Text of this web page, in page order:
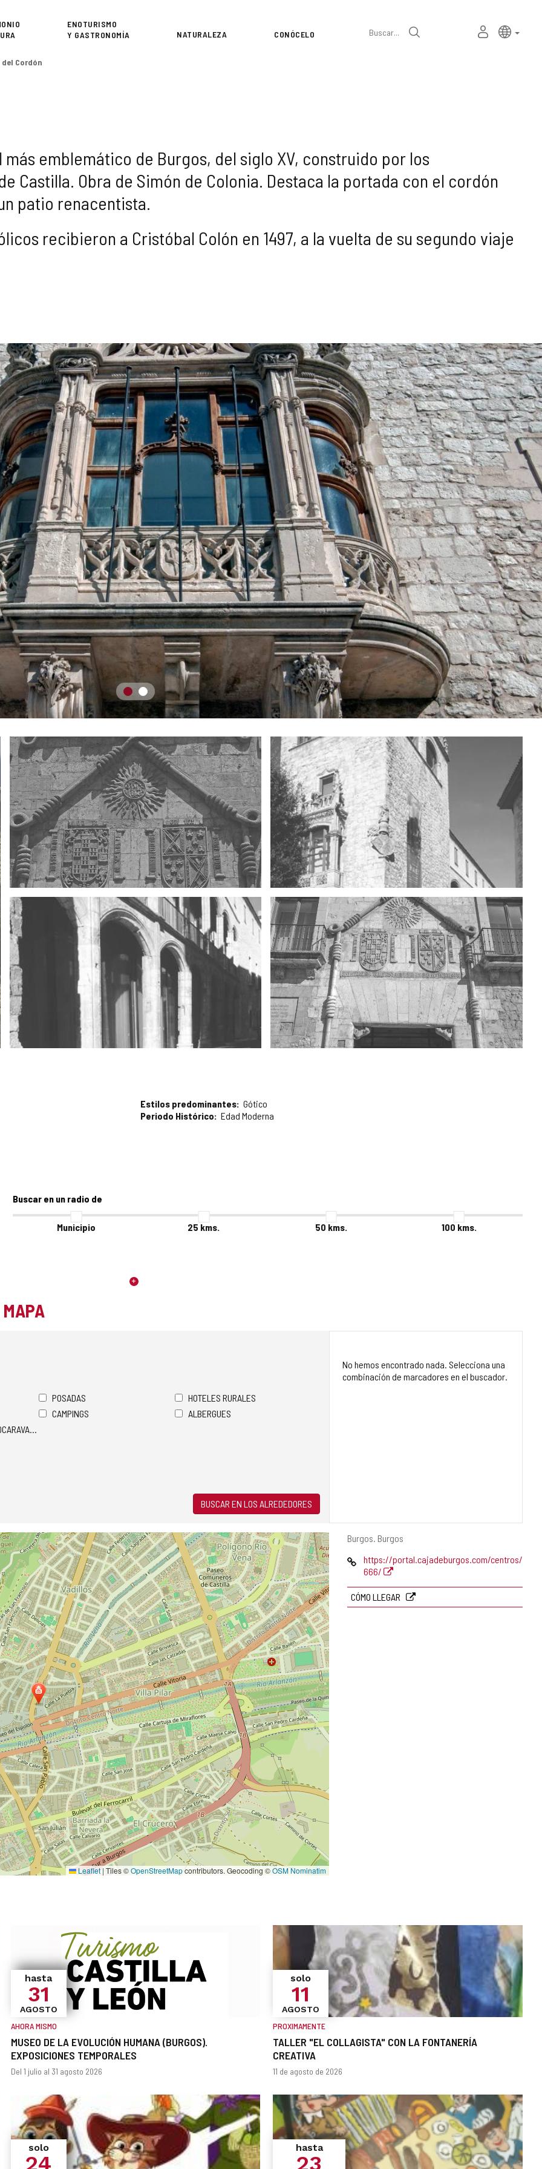
ENOTURISMO
Y GASTRONOMÍA
NATURALEZA CONÓCELO Buscar
ESPACIO
Selector
de
Idioma
del Cordón
emblemático de Burgos, del siglo XV, construido por los
Castilla. Obra de Simón de Colonia. Destaca la portada con el cordón
patio renacentista.
recibieron a Cristóbal Colón en 1497, a la vuelta de su segundo viaje
Estilos predominantes Gótico
Periodo Histórico
Edad Moderna
Buscar en un radio de
Municipio 25 kms. 50 kms. 100 kms.
Dirección
Burgos. Burgos
Página
Web
https://portal.cajadeburgos.com/centros/
666/
CÓMO LLEGAR
POSADAS
HOTELES RURALES
CAMPINGS
ALBERGUES
BUSCAR EN LOS ALREDEDORES
No hemos encontrado nada. Selecciona una
combinación de marcadores en el buscador.
Leaflet | Tiles ©OpenStreetMapcontributors. Geocoding ©OSM Nominatim
MUSEO DE LA EVOLUCIÓN HUMANA (BURGOS).
EXPOSICIONES TEMPORALES
hasta
31
AGOSTO
¿Cuándo?
AHORA MISMO
Fechas
Del 1 julio al 31 agosto 2026
TALLER "EL COLLAGISTA" CON LA FONTANERÍA
CREATIVA
solo
11
AGOSTO
¿Cuándo?
PROXIMAMENTE
Fechas
11 de agosto de 2026
solo
24
hasta
23